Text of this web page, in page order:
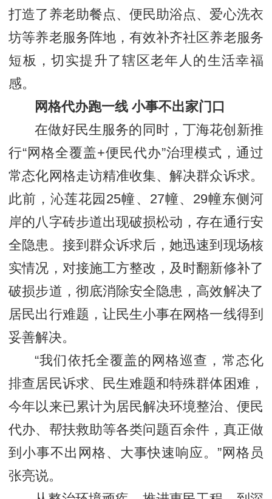
打造了养老助餐点、便民助浴点、爱心洗衣
坊等养老服务阵地，有效补齐社区养老服务
短板，切实提升了辖区老年人的生活幸福
感。
网格代办跑一线 小事不出家门口
在做好民生服务的同时，丁海花创新推
行“网格全覆盖+便民代办”治理模式，通过
常态化网格走访精准收集、解决群众诉求。
此前，沁莲花园25幢、27幢、29幢东侧河
岸的八字砖步道出现破损松动，存在通行安
全隐患。接到群众诉求后，她迅速到现场核
实情况，对接施工方整改，及时翻新修补了
破损步道，彻底消除安全隐患，高效解决了
居民出行难题，让民生小事在网格一线得到
妥善解决。
“我们依托全覆盖的网格巡查，常态化
排查居民诉求、民生难题和特殊群体困难，
今年以来已累计为居民解决环境整治、便民
代办、帮扶救助等各类问题百余件，真正做
到小事不出网格、大事快速响应。”网格员
张亮说。